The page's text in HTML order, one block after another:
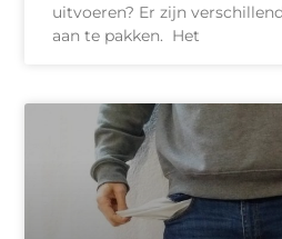
uitvoeren? Er zijn
aan te pakken. Het